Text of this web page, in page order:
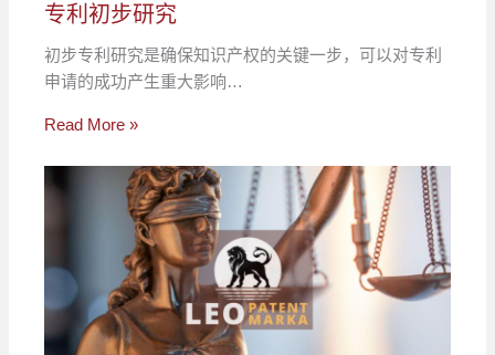
专利初步研究
初步专利研究是确保知识产权的关键一步，可以对专利
申请的成功产生重大影响…
Read More »